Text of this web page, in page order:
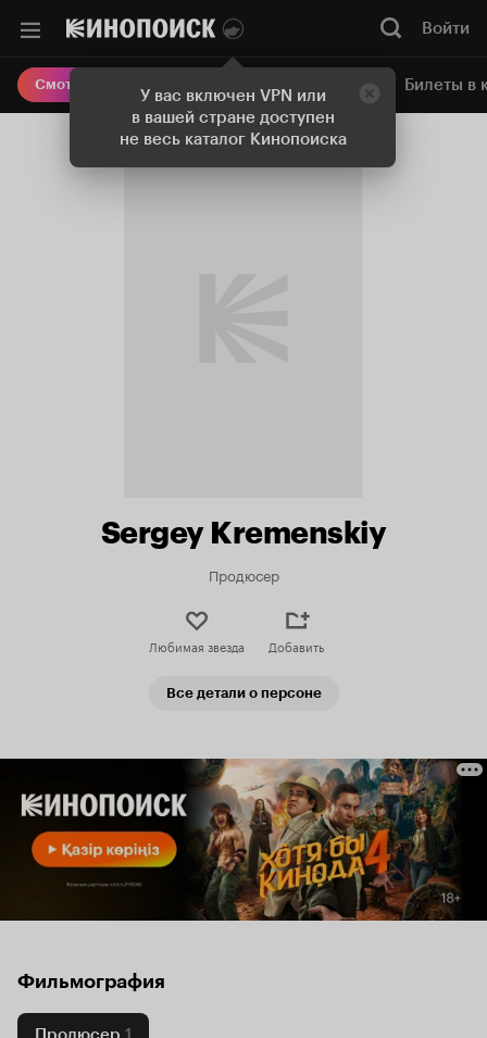
У вас включен VPN или
в вашей стране доступен
не весь каталог Кинопоиска
Войти
Смотреть кино Онлайн-кинотеатр Билеты в
Sergey Kremenskiy
Продюсер
Любимая звезда Добавить
Все детали о персоне
Фильмография